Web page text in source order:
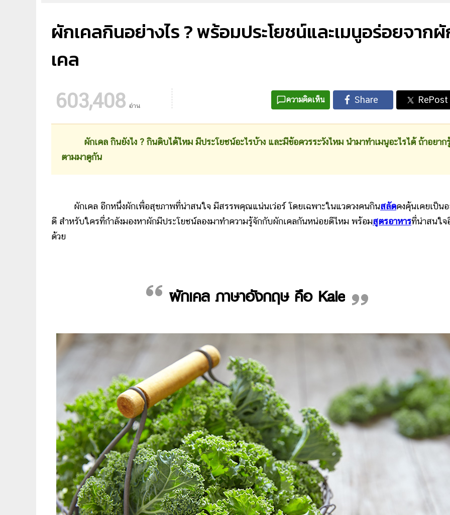
ผักเคลกินอย่างไร ? พร้อมประโยชน์และเมนูอร่อยจาก
เคล
603,408 อ่าน
ความคิดเห็น
ผักเคล กินยังไง ? กินดิบได้ไหม มีประโยชน์อะไรบ้าง และมีข้อควรระวังไหม นำมาทำเมนูอะไรได้ ถ้าอยาก
ตามมาดูกัน
ผักเคล อีกหนึ่งผักเพื่อสุขภาพที่น่าสนใจ มีสรรพคุณแน่นเว่อร์ โดยเฉพาะในแวดวงคนกินสลัดคงคุ้นเคยเป็นอ
ดี สำหรับใครที่กำลังมองหาผักมีประโยชน์ลองมาทำความรู้จักกับผักเคลกันหน่อยดีไหม พร้อมสูตรอาหารที่น่าสนใจ
ด้วย
ผักเคล ภาษาอังกฤษ คือ Kale